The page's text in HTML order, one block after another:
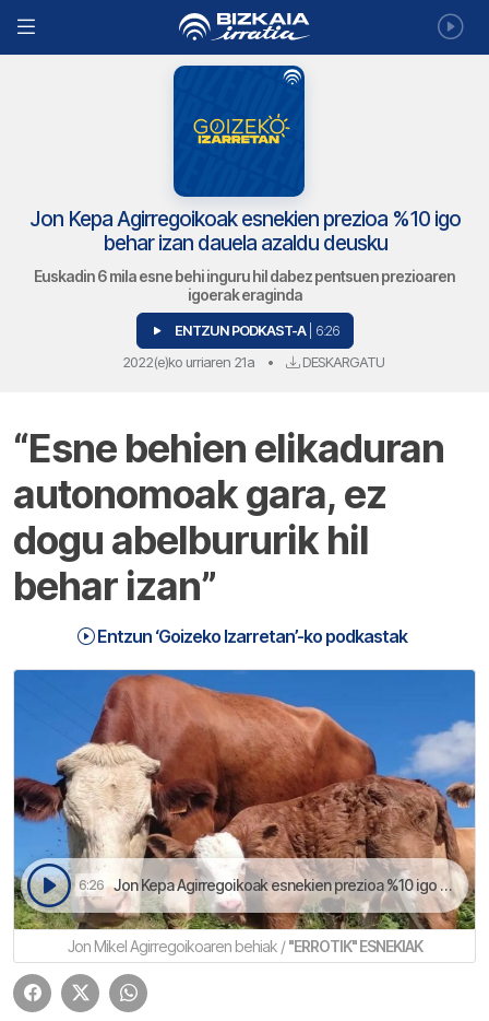
Jon Kepa Agirregoikoak esnekien prezioa %10 igo
behar izan dauela azaldu deusku
Euskadin 6 mila esne behi inguru hil dabez pentsuen prezioaren
igoerak eraginda
ENTZUN PODKAST-A | 6:26
2022(e)ko urriaren 21a • DESKARGATU
“Esne behien elikaduran
autonomoak gara, ez
dogu abelbururik hil
behar izan”
Entzun ‘Goizeko Izarretan’-ko podkastak
6:26 Jon Kepa Agirregoikoak esnekien prezioa %10 igo behar izan dauela azaldu deusku | Goizeko Izarretan
Jon Mikel Agirregoikoaren behiak /"ERROTIK" ESNEKIAK